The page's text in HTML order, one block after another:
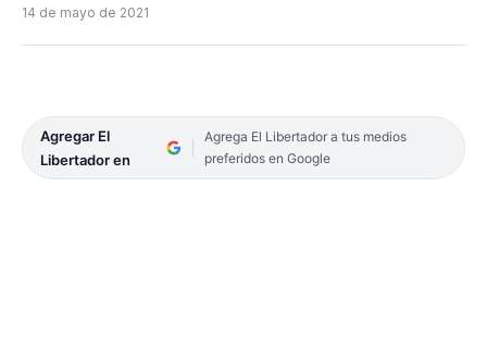
14 de mayo de 2021
Agregar El
Libertador en
Agrega El Libertador a tus medios
preferidos en Google